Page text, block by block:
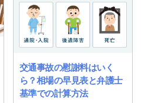
交通事故の慰謝料はいく
ら？相場の早見表と弁護士
基準での計算方法